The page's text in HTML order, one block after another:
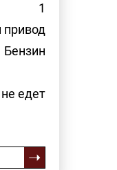
1
привод
Бензин
едет